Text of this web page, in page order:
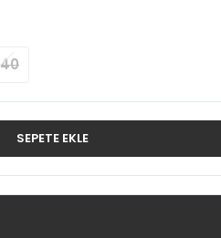
40
SEPETE EKLE